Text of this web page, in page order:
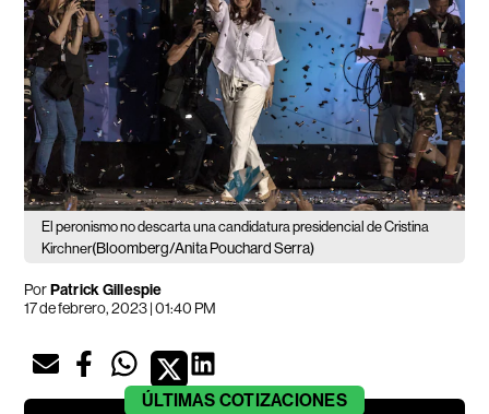
El peronismo no descarta una candidatura presidencial de Cristina
Kirchner(Bloomberg/Anita Pouchard Serra)
PorPatrick Gillespie
17 de febrero, 2023 | 01:40 PM
ÚLTIMAS COTIZACIONES